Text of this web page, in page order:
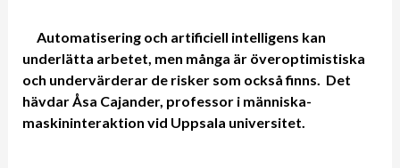
Automatisering och artificiell intelligens kan
underlätta arbetet, men många är överoptimistiska
och undervärderar de risker som också finns.
Det
hävdar Åsa Cajander, professor i människa-
maskininteraktion vid Uppsala universitet.